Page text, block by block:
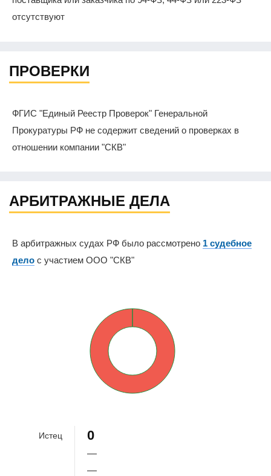
отсутствуют
ПРОВЕРКИ
ФГИС "Единый Реестр Проверок" Генеральной
Прокуратуры РФ не содержит сведений о проверках в
отношении компании "СКВ"
АРБИТРАЖНЫЕ ДЕЛА
В арбитражных судах РФ было рассмотрено 1 судебное
дело с участием ООО "СКВ"
Истец 0
—
—